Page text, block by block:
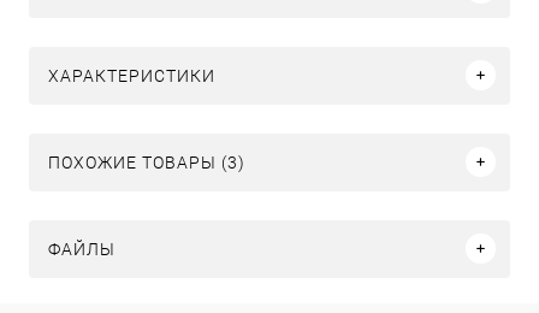
ХАРАКТЕРИСТИКИ
ПОХОЖИЕ ТОВАРЫ (3)
ФАЙЛЫ